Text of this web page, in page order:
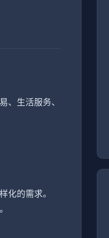
、生活服务、
化的需求。